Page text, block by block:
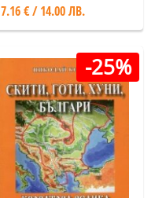
7.16 € / 14.00 ЛВ.
-25%